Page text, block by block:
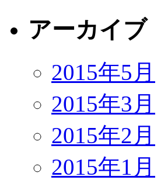
アーカイブ
2015年5月
2015年3月
2015年2月
2015年1月